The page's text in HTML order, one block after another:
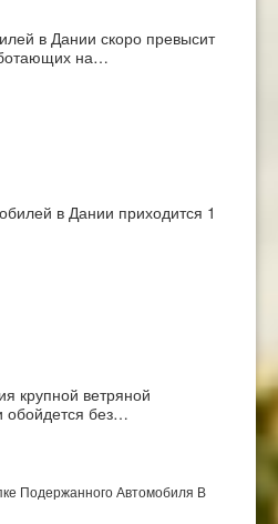
в Дании скоро превысит
на…
в Дании приходится 1
крупной ветряной
обойдется без…
Подержанного Автомобиля В